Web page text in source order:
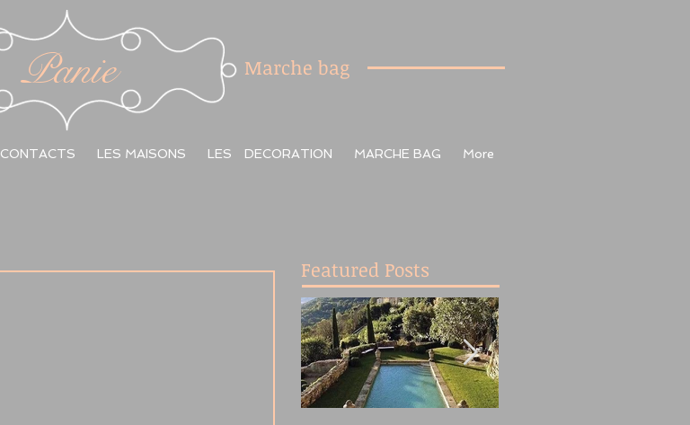
Panie Marche bag
CONTACTS LES MAISONS LES DECORATION MARCHE BAG More
Featured Posts